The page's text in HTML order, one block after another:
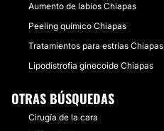
Aumento de labios Chiapas
Peeling químico Chiapas
Tratamientos para estrías Chiapas
Lipodistrofia ginecoide Chiapas
OTRAS BÚSQUEDAS
Cirugía de la cara